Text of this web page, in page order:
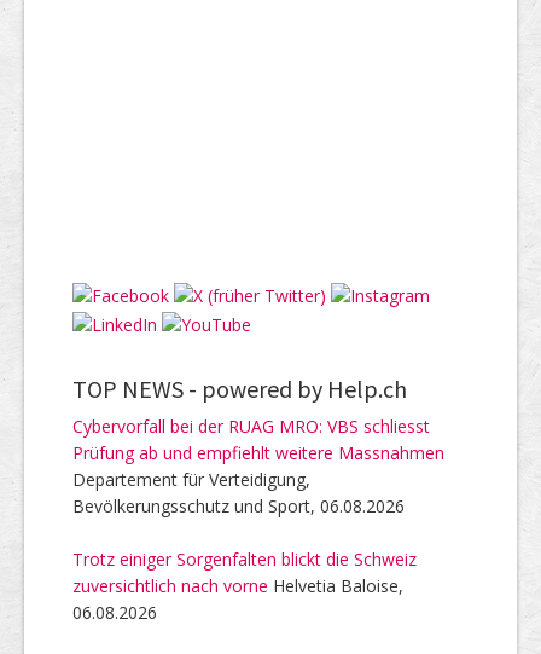
TOP NEWS - powered by Help.ch
Cybervorfall bei der RUAG MRO: VBS schliesst
Prüfung ab und empfiehlt weitere Massnahmen
Departement für Verteidigung,
Bevölkerungsschutz und Sport, 06.08.2026
Trotz einiger Sorgenfalten blickt die Schweiz
zuversichtlich nach vorne Helvetia Baloise,
06.08.2026